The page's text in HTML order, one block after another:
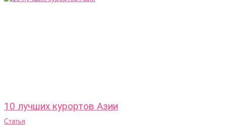
10 лучших курортов Азии
Статья